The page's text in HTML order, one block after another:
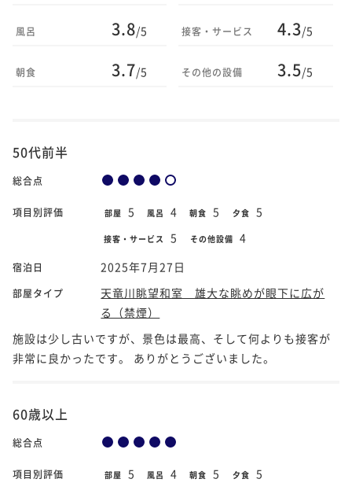
風呂 3.8/5
朝食 3.7/5
接客・サービス 4.3/5
その他の設備 3.5/5
50代前半
総合点
項目別評価 部屋 5 風呂 4 朝食 5 夕食 5
接客・サービス 5 その他設備 4
宿泊日 2025年7月27日
部屋タイプ
天竜川眺望和室 雄大な眺めが眼下に広が
る（禁煙）
施設は少し古いですが、景色は最高、そして何よりも接客が
非常に良かったです。 ありがとうございました。
60歳以上
総合点
項目別評価 部屋 5 風呂 4 朝食 5 夕食 5